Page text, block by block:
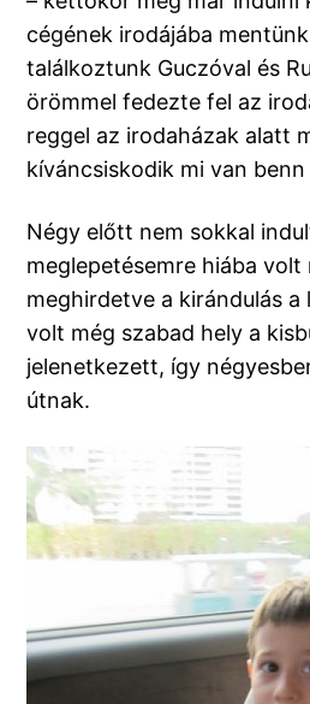
cégének irodájába
találkoztunk Guczóval és
örömmel fedezte fel az
reggel az irodaházak alatt
kíváncsiskodik mi van
Négy előtt nem sokkal
meglepetésemre hiába volt
meghirdetve a kirándulás a
volt még szabad hely a
jelenetkezett, így
útnak.